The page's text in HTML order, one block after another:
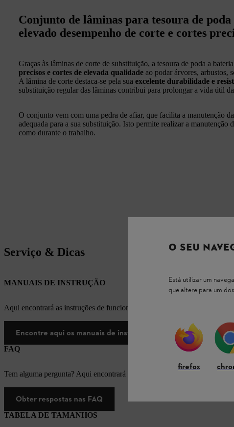
Conjunto de lâminas para tesoura de
elevado desempenho de corte e cortes
Graças às lâminas de corte de substituição, a tesoura de poda a
precisos e cortes de elevada qualidade ao podar árvores, arbustos,
A lâmina de corte destaca-se pela sua excelente durabilidade e
substituição regular das lâminas contribui para prolongar a vida útil
O conjunto vem com uma pedra de afiar, que facilita a manutenção
adequada para a sua substituição. Isto permite realizar a manutenção
como durante o trabalho.
Serviço & Dicas
MANUAIS DE INSTRUÇÃO
Aqui encontrará as instruções de funcionamento apropriadas para os
Encontre aqui os manuais de instruções
FAQ
Tem alguma pergunta? Aqui encontrará as respostas apropriadas para as
Obter respostas nas FAQ
TABELA DE TAMANHOS
O SEU
Está utilizar um
que altere para um
firefox